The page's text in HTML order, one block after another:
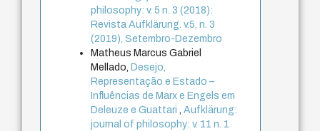
philosophy: v. 5 n. 3 (2018):
Revista Aufklärung. v.5, n. 3
(2019), Setembro-Dezembro
Matheus Marcus Gabriel
Mellado, Desejo,
Representação e Estado –
Influências de Marx e Engels em
Deleuze e Guattari,Aufklärung:
journal of philosophy: v. 11 n. 1